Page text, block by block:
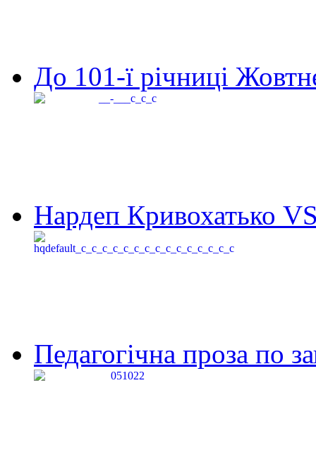
До 101-ї річниці
Нардеп Кривохатько
Педагогічна проза по